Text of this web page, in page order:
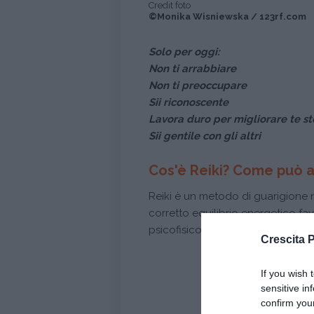
Crescita
If you wish
sensitive
confirm
Credit foto
©Monika Wisniewska / 123rf.com
Solo per oggi:
Non ti arrabbiare
Non ti preoccupare
Sii riconoscente
Lavora duro per migliorare te
Sii gentile con gli altri
Cos'è Reiki? Come può
Reiki è un metodo di guarigione
corretto equilibrio energetico
psicofisico.